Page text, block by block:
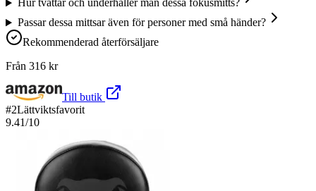
Hur tvättar och underhåller man dessa fokusmitts?
Passar dessa mittsar även för personer med små händer?
Rekommenderad återförsäljare
Från 316 kr
Till butik
#2Lättviktsfavorit
9.41/10